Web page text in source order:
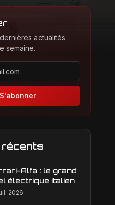
actualités
semaine.
pour la newsletter
S'abonner
Alfa : le grand
électrique italien
2026